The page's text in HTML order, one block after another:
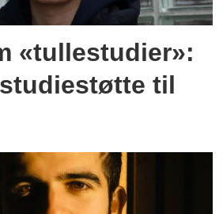
«tullestudier»:
til